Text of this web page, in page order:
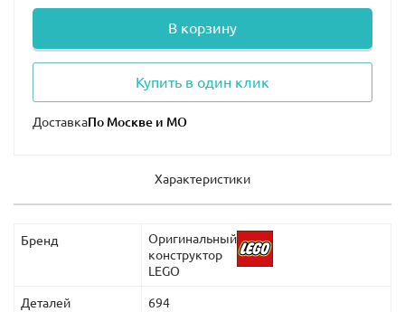
В корзину
Купить в один клик
Доставка
Характеристики
Бренд
Оригинальный
конструктор
LEGO
Деталей 694